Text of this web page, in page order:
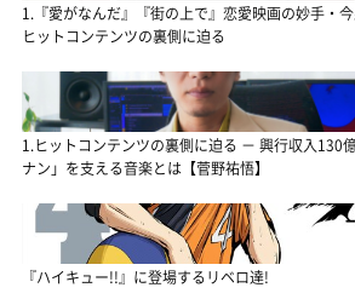
1.『愛がなんだ』『街の上で』恋愛映画の妙手・
ヒットコンテンツの裏側に迫る
1.ヒットコンテンツの裏側に迫る － 興行収入130
ナン」を支える音楽とは【菅野祐悟】
『ハイキュー!!』に登場するリベロ達!